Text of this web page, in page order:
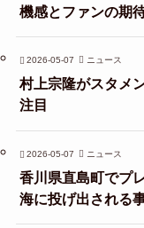
機感とファンの期
2026-05-07 ニュース
村上宗隆がスタメ
注目
2026-05-07 ニュース
香川県直島町でプ
海に投げ出される